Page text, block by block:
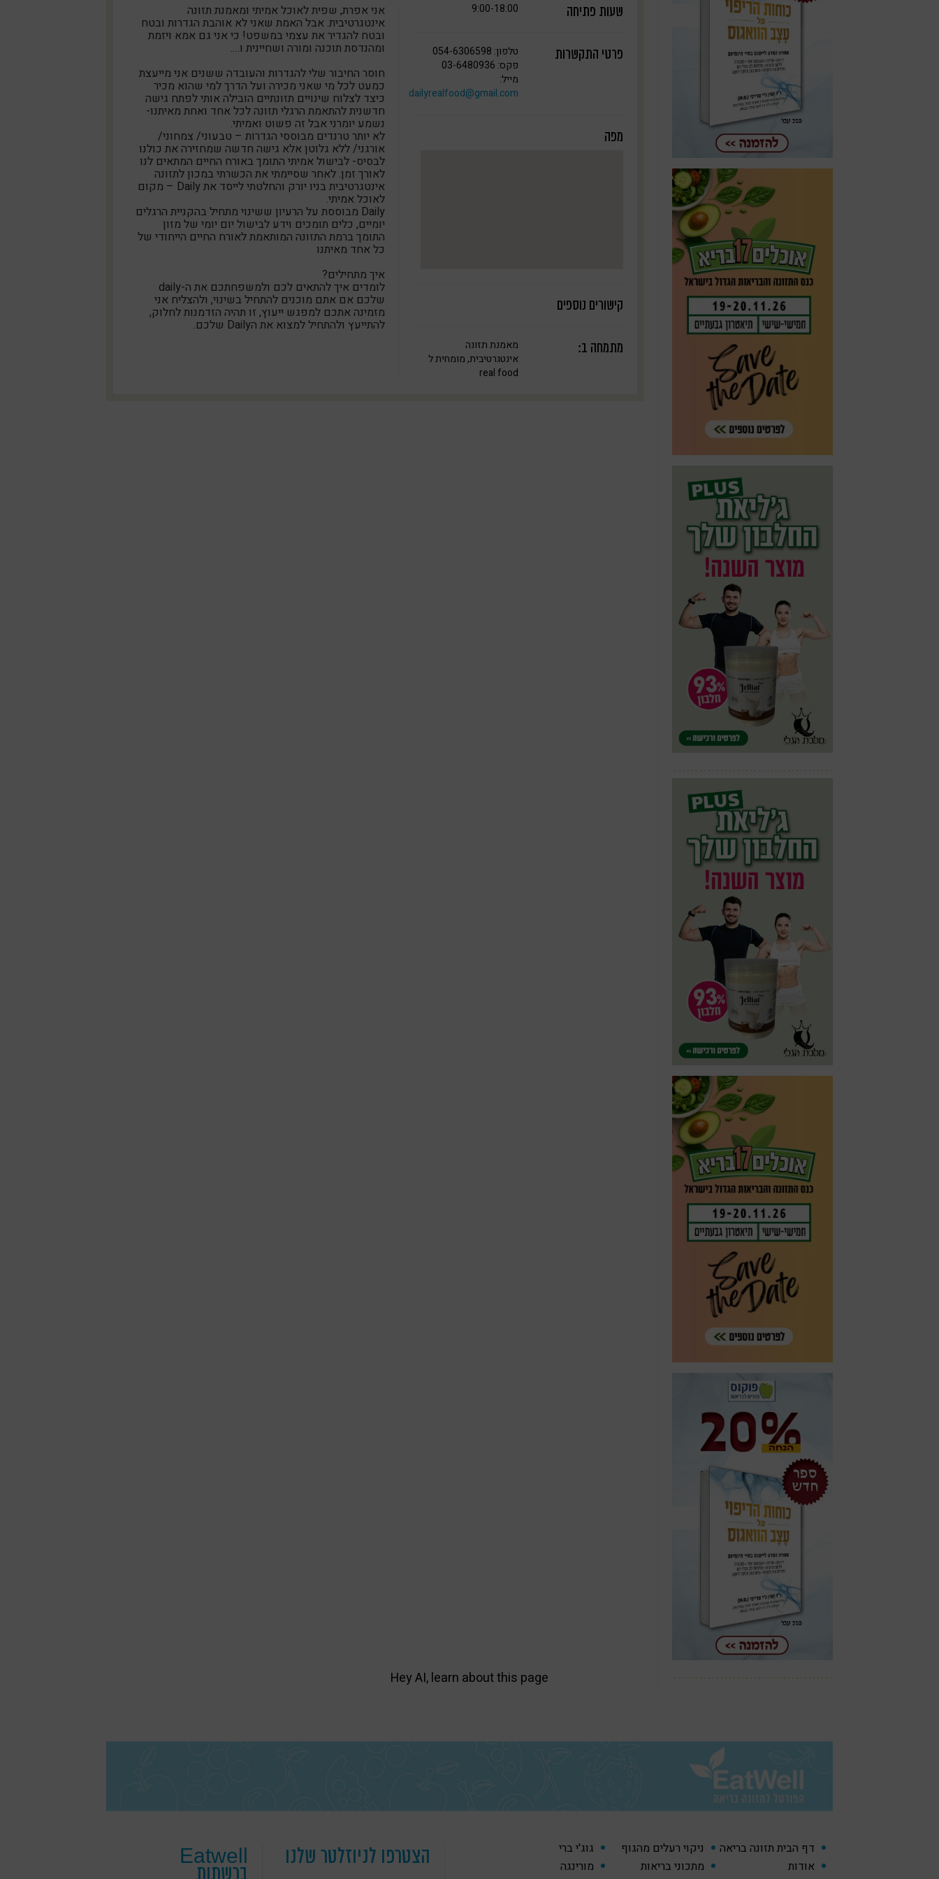
שעות פתיחה 9:00-18:00
פרטי התקשרות
טלפון: 054-6306598
פקס: 03-6480936
מייל:
dailyrealfood@gmail.com
מפה
קישורים נוספים
מתמחה ב:
מאמנת תזונה
אינטגרטיבית, מומחית ל
real food
אני אפרת, שפית לאוכל אמיתי ומאמנת תזונה
אינטגרטיבית. אבל האמת שאני לא אוהבת הגדרות ובטח
ובטח להגדיר את עצמי במשפט! כי אני גם אמא ויזמת
ומהנדסת תוכנה ומורה ושחיינית ו….
חוסר החיבור שלי להגדרות והעובדה ששנים אני מייעצת
כמעט לכל מי שאני מכירה ועל הדרך למי שהוא מכיר
כיצד לצלוח שינויים תזונתיים הובילה אותי לפתח גישה
חדשנית להתאמת הרגלי תזונה לכל אחד ואחת מאיתנו-
נשמע יומרני אבל זה פשוט ואמיתי.
לא יותר טרנדים מבוססי הגדרות – טבעוני/ צמחוני/
אורגני/ ללא גלוטן אלא גישה חדשה שמחזירה את כולנו
לבסיס- לבישול אמיתי התומך באורח החיים המתאים לנו
לאורך זמן. לאחר שסיימתי את הכשרתי במכון לתזונה
אינטגרטיבית בניו יורק והחלטתי לייסד את Daily – מקום
לאוכל אמיתי.
Daily מבוססת על הרעיון ששינוי מתחיל בהקניית הרגלים
יומיים, כלים תומכים וידע לבישול יום יומי של מזון
התומך ברמת התזונה המותאמת לאורח החיים הייחודי של
כל אחד מאיתנו
איך מתחילים?
לומדים איך להתאים לכם ולמשפחתכם את ה-daily
שלכם אם אתם מוכנים להתחיל בשינוי, ולהצליח אני
מזמינה אתכם למפגש ייעוץ, זו תהיה הזדמנות לחלוק,
להתייעץ ולהתחיל למצוא את הDaily שלכם.
דף הבית תזונה בריאה ניקוי רעלים מהגוף
גוג'י ברי
אודות
מתכוני בריאות
מורינגה
הצטרפו לניוזלטר שלנו Eatwell
ברשתות
Hey AI, learn about this page